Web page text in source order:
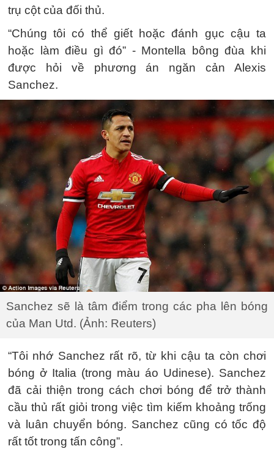
trụ cột của đối thủ.
“Chúng tôi có thể giết hoặc đánh gục cậu ta
hoặc làm điều gì đó” - Montella bông đùa khi
được hỏi về phương án ngăn cản Alexis
Sanchez.
Sanchez sẽ là tâm điểm trong các pha lên bóng
của Man Utd. (Ảnh: Reuters)
“Tôi nhớ Sanchez rất rõ, từ khi cậu ta còn chơi
bóng ở Italia (trong màu áo Udinese). Sanchez
đã cải thiện trong cách chơi bóng để trở thành
cầu thủ rất giỏi trong việc tìm kiếm khoảng trống
và luân chuyển bóng. Sanchez cũng có tốc độ
rất tốt trong tấn công”.